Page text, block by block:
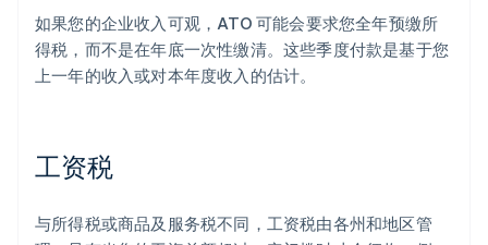
如果您的企业收入可观，ATO 可能会要求您全年预缴所
得税，而不是在年底一次性缴清。这些季度付款是基于您
上一年的收入或对本年度收入的估计。
工资税
与所得税或商品及服务税不同，工资税由各州和地区管